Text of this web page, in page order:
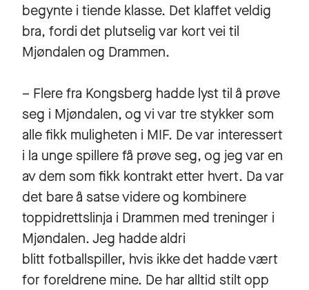
begynte i tiende klasse. Det klaffet veldig
bra, fordi det plutselig var kort vei til
Mjøndalen og Drammen.
– Flere fra Kongsberg hadde lyst til å prøve
seg i Mjøndalen, og vi var tre stykker som
alle fikk muligheten i MIF. De var interessert
i la unge spillere få prøve seg, og jeg var en
av dem som fikk kontrakt etter hvert. Da var
det bare å satse videre og kombinere
toppidrettslinja i Drammen med treninger i
Mjøndalen. Jeg hadde aldri
blitt fotballspiller, hvis ikke det hadde vært
for foreldrene mine. De har alltid stilt opp